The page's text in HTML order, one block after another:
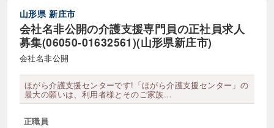
時給1600円以上
時給1800円以上 時給1900円以上
時給3000円以上
山形県 新庄市
会社名非公開の介護支援専門員の正社員求人
募集(06050-01632561)(山形県新庄市)
会社名非公開
ほがら介護支援センターです!「ほがら介護支援センター」の
最大の願いは、利用者様とそのご家族...
正職員